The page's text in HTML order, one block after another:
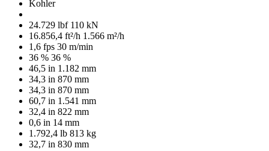
Kohler
24.729 lbf 110 kN
16.856,4 ft²/h 1.566 m²/h
1,6 fps 30 m/min
36 % 36 %
46,5 in 1.182 mm
34,3 in 870 mm
34,3 in 870 mm
60,7 in 1.541 mm
32,4 in 822 mm
0,6 in 14 mm
1.792,4 lb 813 kg
32,7 in 830 mm